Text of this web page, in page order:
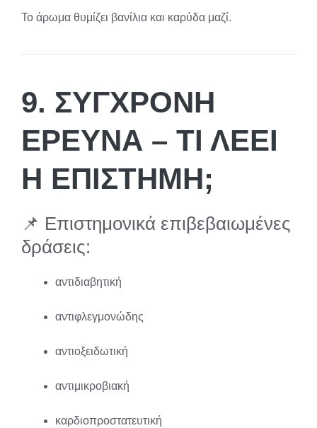
Το άρωμα θυμίζει βανίλια και καρύδα μαζί.
9. ΣΎΓΧΡΟΝΗ
ΈΡΕΥΝΑ – ΤΙ ΛΈΕΙ
Η ΕΠΙΣΤΉΜΗ;
📌 Επιστημονικά επιβεβαιωμένες
δράσεις:
αντιδιαβητική
αντιφλεγμονώδης
αντιοξειδωτική
αντιμικροβιακή
καρδιοπροστατευτική